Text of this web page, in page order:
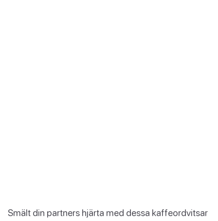
Smält din partners hjärta med dessa kaffeordvitsar